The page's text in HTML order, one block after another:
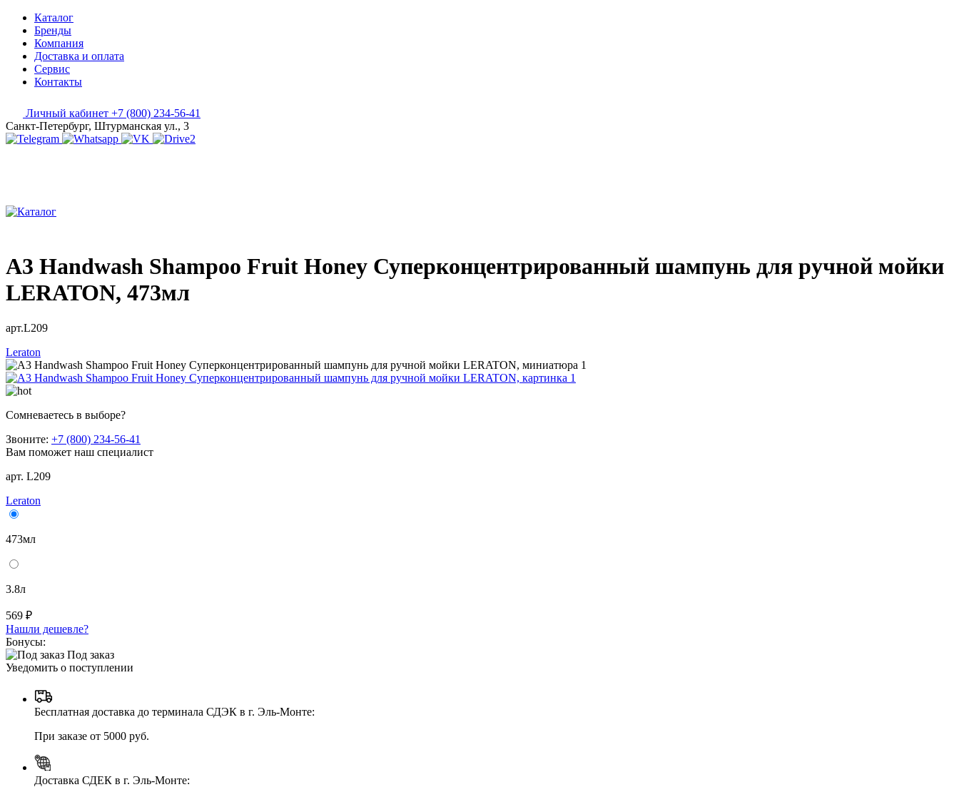
Каталог
Бренды
Компания
Доставка и оплата
Сервис
Контакты
Личный кабинет +7 (800) 234-56-41
Санкт-Петербург, Штурманская ул., 3
A3 Handwash Shampoo Fruit Honey Суперконцентрированный шампунь для ручной мойки
LERATON, 473мл
арт.L209
Leraton
Сомневаетесь в выборе?
Звоните: +7 (800) 234-56-41
Вам поможет наш специалист
арт. L209
Leraton
473мл
3.8л
569 ₽
Нашли дешевле?
Бонусы:
Под заказ
Уведомить о поступлении
Бесплатная доставка до терминала СДЭК в г. Эль-Монте:
При заказе от 5000 руб.
Доставка СДЕК в г. Эль-Монте: